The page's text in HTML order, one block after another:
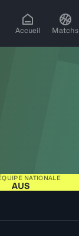
Accueil Matchs
NATIONALE
AUS